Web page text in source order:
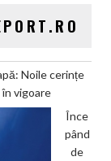
Noile cerințe
vigoare
Înce
pând
de